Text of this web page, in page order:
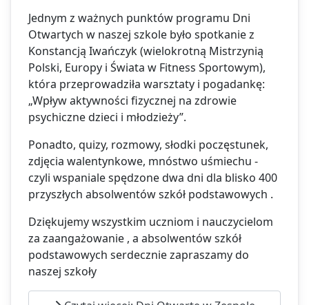
Jednym z ważnych punktów programu Dni
Otwartych w naszej szkole było spotkanie z
Konstancją Iwańczyk (wielokrotną Mistrzynią
Polski, Europy i Świata w Fitness Sportowym),
która przeprowadziła warsztaty i pogadankę:
„Wpływ aktywności fizycznej na zdrowie
psychiczne dzieci i młodzieży”.
Ponadto, quizy, rozmowy, słodki poczęstunek,
zdjęcia walentynkowe, mnóstwo uśmiechu -
czyli wspaniale spędzone dwa dni dla blisko 400
przyszłych absolwentów szkół podstawowych .
Dziękujemy wszystkim uczniom i nauczycielom
za zaangażowanie , a absolwentów szkół
podstawowych serdecznie zapraszamy do
naszej szkoły